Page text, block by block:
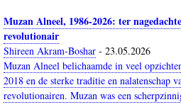
Muzan Alneel, 1986-2026: ter
revolutionair
Shireen Akram-Boshar - 23.05.2026
Muzan Alneel belichaamde in veel
2018 en de sterke traditie en nalatenschap
revolutionairen. Muzan was een